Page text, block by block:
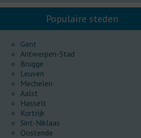
Populaire steden
Gent
Antwerpen-Stad
Brugge
Leuven
Mechelen
Aalst
Hasselt
Kortrijk
Sint-Niklaas
Oostende